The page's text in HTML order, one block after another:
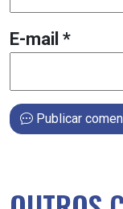
E-mail *
Publicar